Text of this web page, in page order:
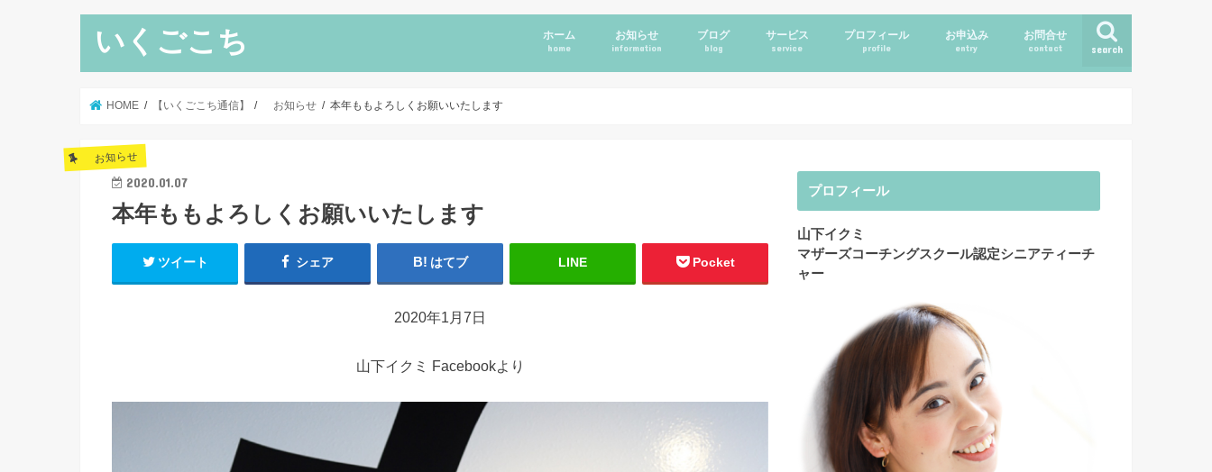
いくごこち search
ホーム
home
お知らせ
information
ブログ
blog
サービス
service
プロフィール
profile
お申込み
entry
お問合せ
contact
HOME 【いくごこち通信】 お知らせ 本年ももよろしくお願いいたします
お知らせ
2020.01.07
本年ももよろしくお願いいたします
ツイート シェア はてブ LINE Pocket
2020年1月7日
山下イクミ Facebookより
プロフィール
山下イクミ
マザーズコーチングスクール認定シニアティーチ
ャー